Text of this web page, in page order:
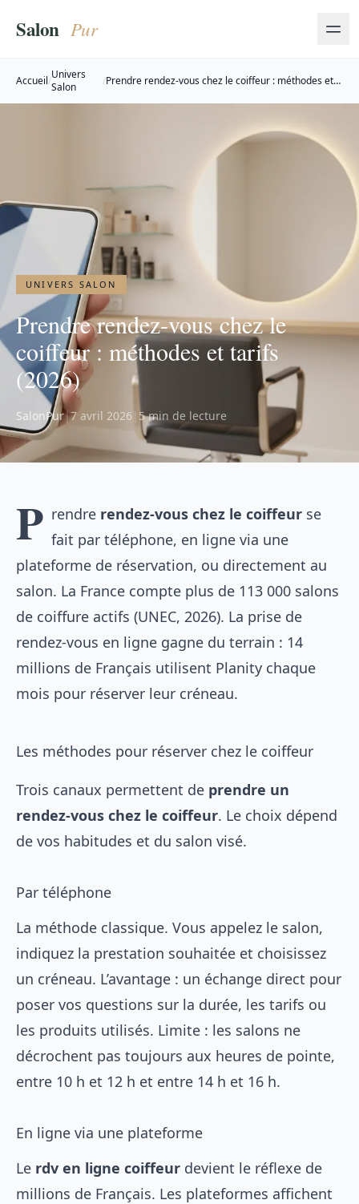
Accueil/Univers
Salon
/Prendre rendez-vous chez le coiffeur : méthodes et
UNIVERS SALON
Prendre rendez-vous chez le
coiffeur : méthodes et tarifs
(2026)
SalonPur|7 avril 2026 | 5 min de lecture
P rendre rendez-vous chez le coiffeurse
fait par téléphone, en ligne via une
plateforme de réservation, ou directement au
salon. La France compte plus de 113 000 salons
de coiffure actifs (UNEC, 2026). La prise de
rendez-vous en ligne gagne du terrain : 14
millions de Français utilisent Planity chaque
mois pour réserver leur créneau.
Les méthodes pour réserver chez le coiffeur
Trois canaux permettent de prendre un
rendez-vous chez le coiffeur. Le choix dépend
de vos habitudes et du salon visé.
Par téléphone
La méthode classique. Vous appelez le salon,
indiquez la prestation souhaitée et choisissez
un créneau. L’avantage : un échange direct pour
poser vos questions sur la durée, les tarifs ou
les produits utilisés. Limite : les salons ne
décrochent pas toujours aux heures de pointe,
entre 10 h et 12 h et entre 14 h et 16 h.
En ligne via une plateforme
Le rdv en ligne coiffeur devient le réflexe de
millions de Français. Les plateformes affichent